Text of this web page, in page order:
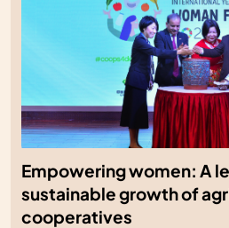
Empowering women: A
sustainable growth of
cooperatives